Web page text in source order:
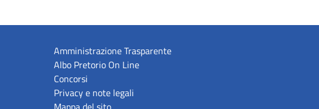
Amministrazione Trasparente
Albo Pretorio On Line
Concorsi
Privacy e note legali